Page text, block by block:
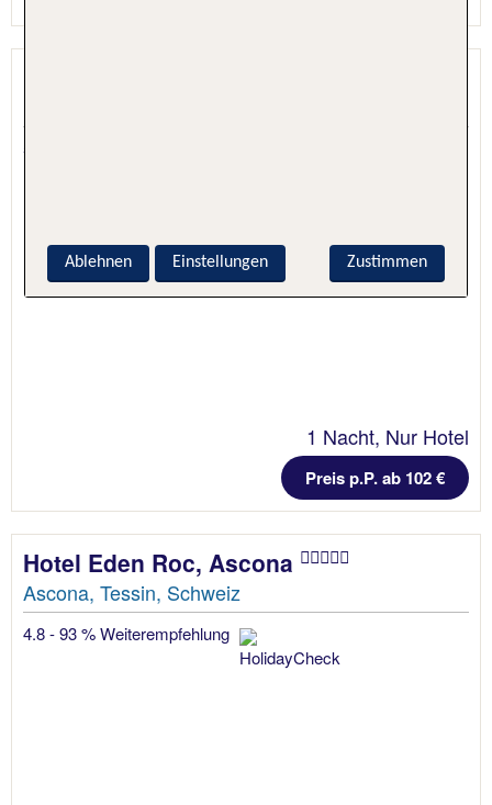
5.6 - 100 % Weiterempfehlung
1 Nacht, Nur Hotel
Preis p.P. ab 102 €
Hotel Eden Roc, Ascona
Ascona, Tessin, Schweiz
4.8 - 93 % Weiterempfehlung
Zustimmen
Ablehnen Einstellungen